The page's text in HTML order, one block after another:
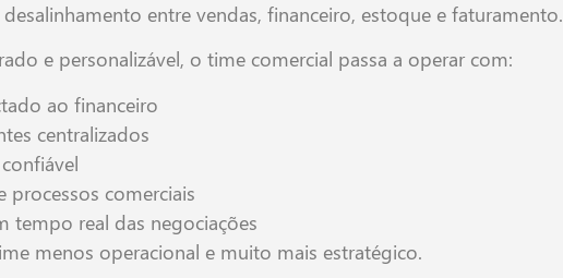
entre vendas, financeiro, estoque e faturamento.
e personalizável, o time comercial passa a operar com:
ao financeiro
centralizados
processos comerciais
tempo real das negociações
menos operacional e muito mais estratégico.